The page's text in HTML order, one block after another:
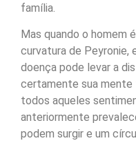
família.
Mas quando o homem
curvatura de Peyronie,
doença pode levar a
certamente sua mente
todos aqueles
anteriormente
podem surgir e um